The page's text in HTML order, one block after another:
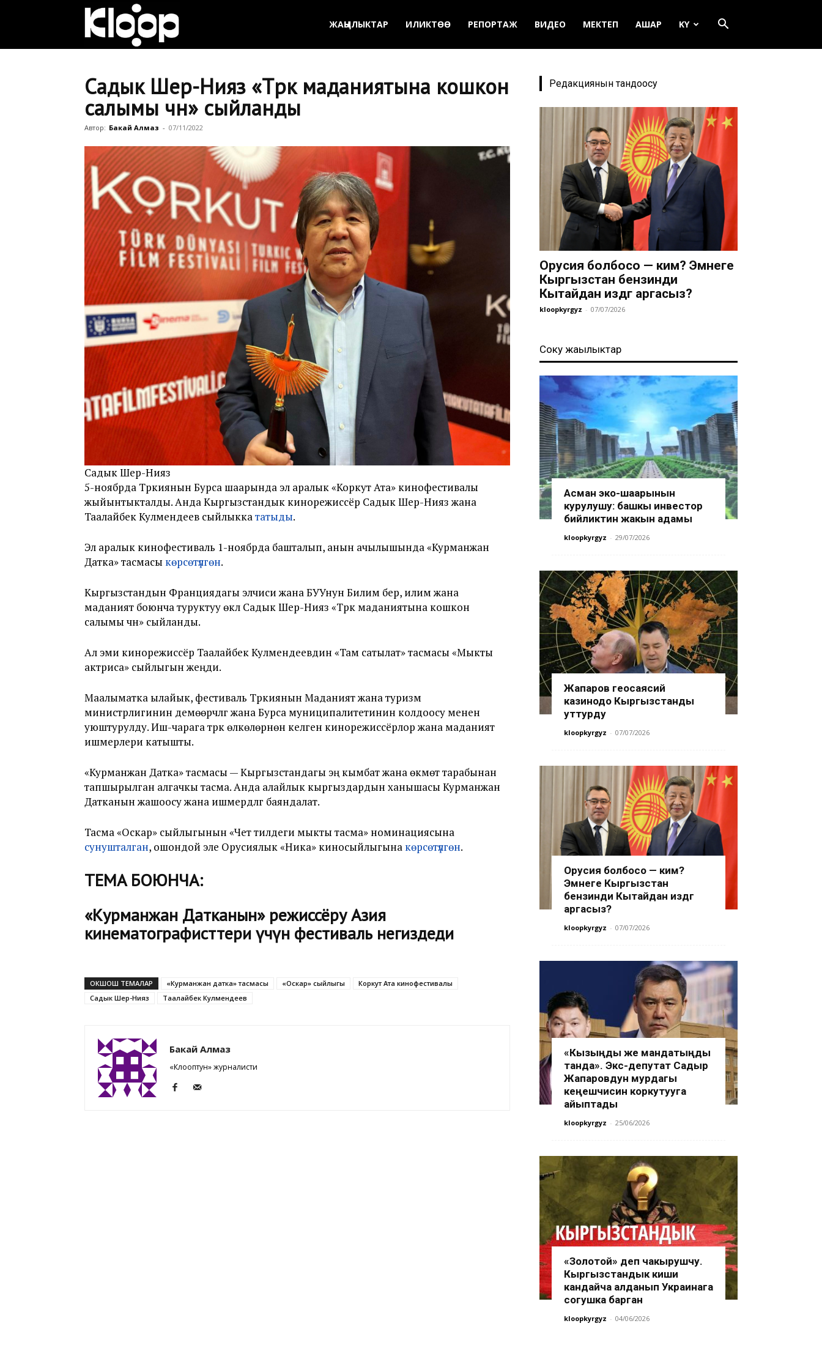
Кыргызстан
жаңылыктары
ЖАҢЫЛЫКТАР ИЛИКТӨӨ РЕПОРТАЖ ВИДЕО МЕКТЕП АШАР KY
Садык Шер-Нияз «Түрк маданиятына кошкон
салымы үчүн» сыйланды
Автор: Бакай Алмаз - 07/11/2022
Садык Шер-Нияз
5-ноябрда Түркиянын Бурса шаарында эл аралык «Коркут Ата» кинофестивалы
жыйынтыкталды. Анда Кыргызстандык кинорежиссёр Садык Шер-Нияз жана
Таалайбек Кулмендеев сыйлыккататыды.
Эл аралык кинофестиваль 1-ноябрда башталып, анын ачылышында «Курманжан
Датка» тасмасы көрсөтүлгөн.
Кыргызстандын Франциядагы элчиси жана БУУнун Билим берүү, илим жана
маданият боюнча туруктуу өкүлү Садык Шер-Нияз «Түрк маданиятына кошкон
салымы үчүн» сыйланды.
Ал эми кинорежиссёр Таалайбек Кулмендеевдин «Там сатылат» тасмасы «Мыкты
актриса» сыйлыгын жеңди.
Маалыматка ылайык, фестиваль Түркиянын Маданият жана туризм
министрлигинин демөөрчүлүгү жана Бурса муниципалитетинин колдоосу менен
уюштурулду. Иш-чарага түрк өлкөлөрүнөн келген кинорежиссёрлор жана маданият
ишмерлери катышты.
«Курманжан Датка» тасмасы — Кыргызстандагы эң кымбат жана өкмөт тарабынан
тапшырылган алгачкы тасма. Анда алайлык кыргыздардын ханышасы Курманжан
Датканын жашоосу жана ишмердүүлүгү баяндалат.
Тасма «Оскар» сыйлыгынын «Чет тилдеги мыкты тасма» номинациясына
сунушталган, ошондой эле Орусиялык «Ника» киносыйлыгына көрсөтүлгөн.
ТЕМА БОЮНЧА:
«Курманжан Датканын» режиссёру Азия
кинематографисттери үчүн фестиваль негиздеди
ОКШОШ ТЕМАЛАР «Курманжан датка» тасмасы «Оскар» сыйлыгы
Коркут Ата кинофестивалы
Садык Шер-Нияз
Таалайбек Кулмендеев
Бакай Алмаз
«Клооптун» журналисти
Редакциянын тандоосу
Орусия болбосо — ким? Эмнеге
Кыргызстан бензинди
Кытайдан издөөгө аргасыз?
kloopkyrgyz - 07/07/2026
Соңку жаңылыктар
Асман эко-шаарынын
курулушу: башкы инвестор
бийликтин жакын адамы
kloopkyrgyz - 29/07/2026
Жапаров геосаясий
казинодо Кыргызстанды
уттурду
kloopkyrgyz - 07/07/2026
Орусия болбосо — ким?
Эмнеге Кыргызстан
бензинди Кытайдан издөөгө
аргасыз?
kloopkyrgyz - 07/07/2026
«Кызыңды же мандатыңды
танда». Экс-депутат Садыр
Жапаровдун мурдагы
кеңешчисин коркутууга
айыптады
kloopkyrgyz - 25/06/2026
«Золотой» деп чакырушчу.
Кыргызстандык киши
кандайча алданып Украинага
согушка барган
kloopkyrgyz - 04/06/2026